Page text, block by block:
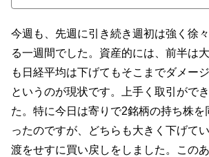
今週も、先週に引き続き週初は強く徐
る一週間でした。資産的には、前半は
も日経平均は下げてもそこまでダメー
というのが現状です。上手く取引がで
た。特に今日は寄りで2銘柄の持ち株を
ったのですが、どちらも大きく下げて
渡をせすに買い戻しをしました。この